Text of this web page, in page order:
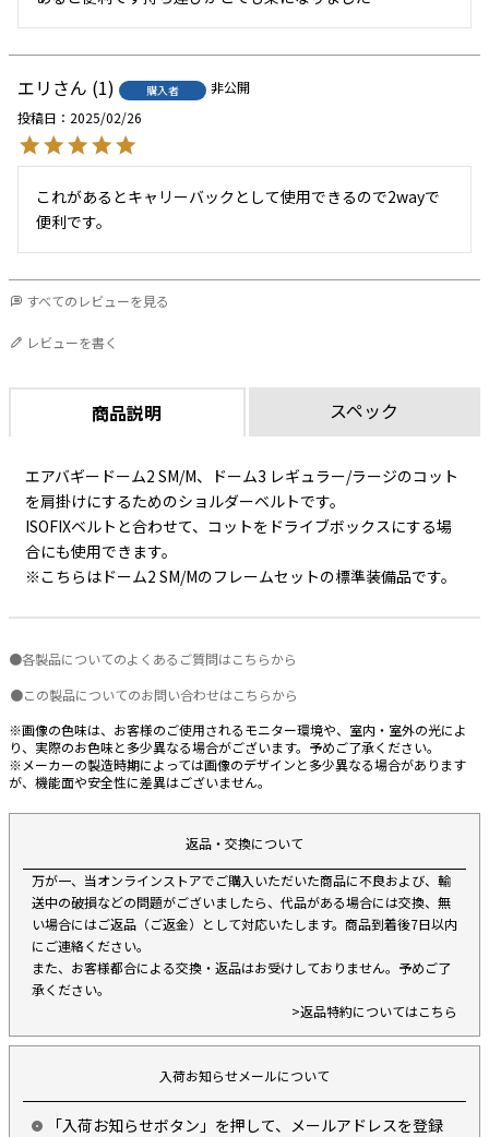
エリ 1 購入者
非公開
投稿日
2025/02/26
これがあるとキャリーバックとして使用できるので2wayで
便利です。
すべてのレビューを見る
レビューを書く
商品説明
エアバギードーム2 SM/M、ドーム3 レギュラー/ラージのコット
を肩掛けにするためのショルダーベルトです。
ISOFIXベルトと合わせて、コットをドライブボックスにする場
合にも使用できます。
※こちらはドーム2 SM/Mのフレームセットの標準装備品です。
スペック
●各製品についてのよくあるご質問はこちらから
●この製品についてのお問い合わせはこちらから
※画像の色味は、お客様のご使用されるモニター環境や、室内・室外の光によ
り、実際のお色味と多少異なる場合がございます。予めご了承ください。
※メーカーの製造時期によっては画像のデザインと多少異なる場合があります
が、機能面や安全性に差異はございません。
返品・交換について
万が一、当オンラインストアでご購入いただいた商品に不良および、輸
送中の破損などの問題がございましたら、代品がある場合には交換、無
い場合にはご返品（ご返金）として対応いたします。商品到着後7日以内
にご連絡ください。
また、お客様都合による交換・返品はお受けしておりません。予めご了
承ください。
>返品特約についてはこちら
入荷お知らせメールについて
「入荷お知らせボタン」を押して、メールアドレスを登録